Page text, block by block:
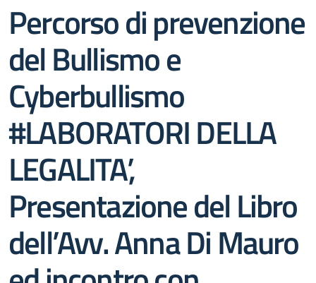
Percorso di prevenzione
del Bullismo e
Cyberbullismo
#LABORATORI DELLA
LEGALITA’,
Presentazione del Libro
dell’Avv. Anna Di Mauro